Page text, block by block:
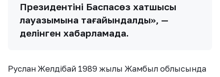
Президентінің Баспасөз хатшысы
лауазымына тағайындалды», —
делінген хабарламада.
Руслан Желдібай 1989 жылы Жамбыл облысында